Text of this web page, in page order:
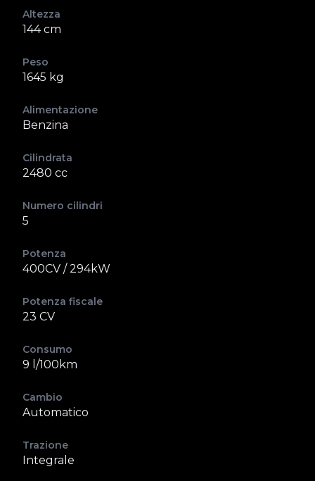
Altezza
144 cm
Peso
1645 kg
Alimentazione
Benzina
Cilindrata
2480 cc
Numero cilindri
5
Potenza
400CV / 294kW
Potenza fiscale
23 CV
Consumo
9 l/100km
Cambio
Automatico
Trazione
Integrale